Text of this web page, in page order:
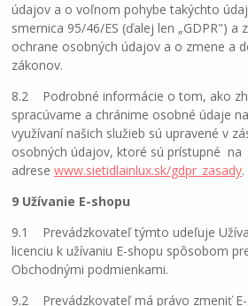
údajov a o voľnom pohybe takýchto
smernica 95/46/ES (ďalej len „GDPR") a
ochrane osobných údajov a o zmene a
zákonov.
8.2 Podrobné informácie o tom, ako
spracúvame a chránime osobné údaje
využívaní našich služieb sú upravené v
osobných údajov, ktoré sú prístupné na
adresewww.sietidlainlux.sk/gdpr_zasady.
9 Užívanie E-shopu
9.1 Prevádzkovateľ týmto udeľuje
licenciu k užívaniu E-shopu spôsobom
Obchodnými podmienkami.
9.2 Prevádzkovateľ má právo zmeniť